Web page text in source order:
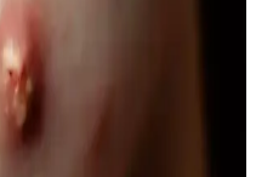
formüle edilerek cilt
gözetir ve hassas göz
Bitkisel İçeriklerle